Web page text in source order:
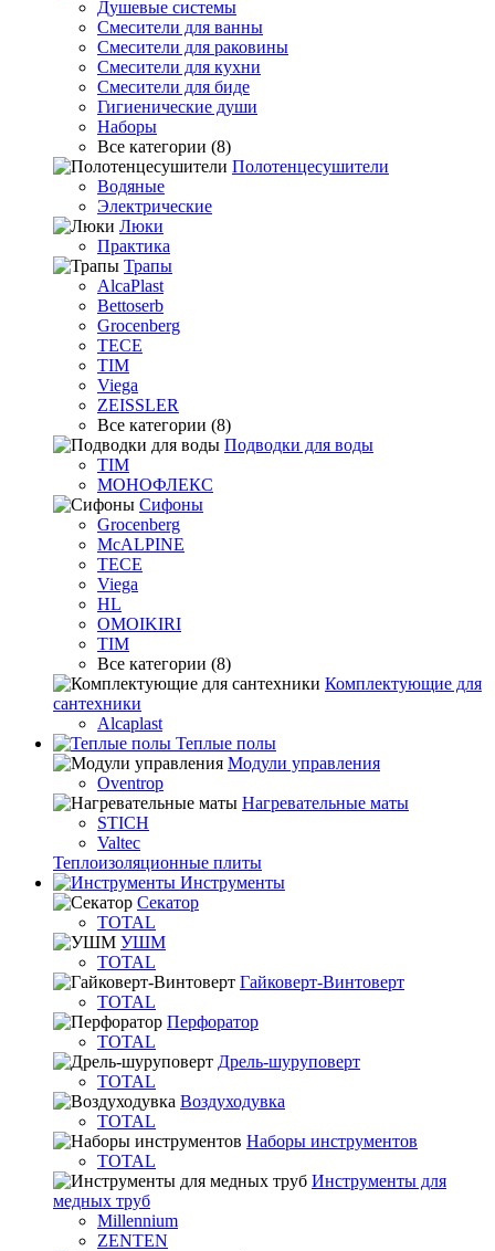
Душевые системы
Смесители для ванны
Смесители для раковины
Смесители для кухни
Смесители для биде
Гигиенические души
Наборы
Все категории (8)
Полотенцесушители
Водяные
Электрические
Люки
Практика
Трапы
AlcaPlast
Bettoserb
Grocenberg
TECE
TIM
Viega
ZEISSLER
Все категории (8)
Подводки для воды
TIM
МОНОФЛЕКС
Сифоны
Grocenberg
McALPINE
TECE
Viega
HL
OMOIKIRI
TIM
Все категории (8)
Комплектующие для
сантехники
Alcaplast
Теплые полы
Модули управления
Oventrop
Нагревательные маты
STICH
Valtec
Теплоизоляционные плиты
Инструменты
Секатор
TOTAL
УШМ
TOTAL
Гайковерт-Винтоверт
TOTAL
Перфоратор
TOTAL
Дрель-шуруповерт
TOTAL
Воздуходувка
TOTAL
Наборы инструментов
TOTAL
Инструменты для
медных труб
Millennium
ZENTEN